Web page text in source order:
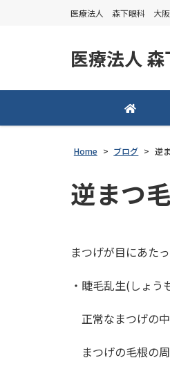
医療法人 森下眼科 大阪
医療法人
Home > ブログ > 逆
逆まつ毛
まつげが目にあた
・睫毛乱生(しょう
正常なまつげの
まつげの毛根の